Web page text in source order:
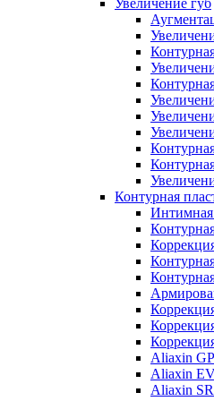
Увеличение губ
Контурная
Интимная
Aliaxin GP
Aliaxin
Aliaxin SR